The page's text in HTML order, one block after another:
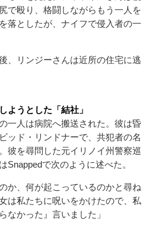
で殴り、格闘しながらもう一人を
落としたが、ナイフで侵入者の一
、リンジーさんは近所の住宅に逃
ようとした「結社」
一人は病院へ搬送された。彼は昏
ッド・リンドナーで、共犯者の名
彼を尋問した元イリノイ州警察巡
Snappedで次のように述べた。
か、何が起こっているのかと尋ね
は私たちに呪いをかけたので、私
なかった』言いました」